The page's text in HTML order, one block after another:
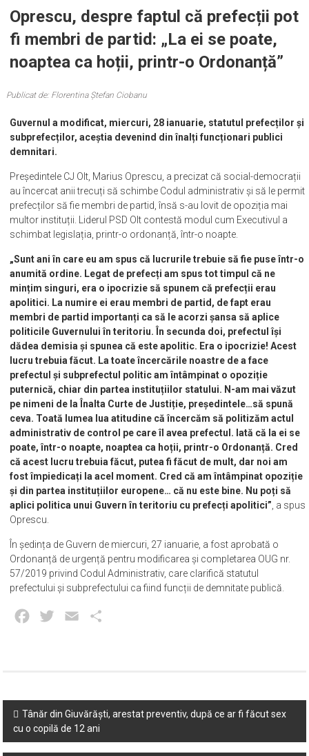
Oprescu, despre faptul că prefecții pot
fi membri de partid: „La ei se poate,
noaptea ca hoții, printr-o Ordonanță”
Publicat de: Florentina Ștefan Ciobanu
Guvernul a modificat, miercuri, 28 ianuarie, statutul prefecților și
subprefecților, aceștia devenind din înalți funcționari publici
demnitari.
Președintele CJ Olt, Marius Oprescu, a precizat că social-democrații
au încercat anii trecuți să schimbe Codul administrativ și să le permit
prefecților să fie membri de partid, însă s-au lovit de opoziția mai
multor instituții. Liderul PSD Olt contestă modul cum Executivul a
schimbat legislația, printr-o ordonanță, într-o noapte.
„Sunt ani în care eu am spus că lucrurile trebuie să fie puse într-o
anumită ordine. Legat de prefecți am spus tot timpul că ne
mințim singuri, era o ipocrizie să spunem că prefecții erau
apolitici. La numire ei erau membri de partid, de fapt erau
membri de partid importanți ca să le acorzi șansa să aplice
politicile Guvernului în teritoriu. În secunda doi, prefectul își
dădea demisia și spunea că este apolitic. Era o ipocrizie! Acest
lucru trebuia făcut. La toate încercările noastre de a face
prefectul și subprefectul politic am întâmpinat o opoziție
puternică, chiar din partea instituțiilor statului. N-am mai văzut
pe nimeni de la Înalta Curte de Justiție, președintele…să spună
ceva. Toată lumea lua atitudine că încercăm să politizăm actul
administrativ de control pe care îl avea prefectul. Iată că la ei se
poate, într-o noapte, noaptea ca hoții, printr-o Ordonanță. Cred
că acest lucru trebuia făcut, putea fi făcut de mult, dar noi am
fost împiedicați la acel moment. Cred că am întâmpinat opoziție
și din partea instituțiilor europene… că nu este bine. Nu poți să
aplici politica unui Guvern în teritoriu cu prefecți apolitici” , a spus
Oprescu.
În ședința de Guvern de miercuri, 27 ianuarie, a fost aprobată o
Ordonanță de urgență pentru modificarea și completarea OUG nr.
57/2019 privind Codul Administrativ, care clarifică statutul
prefectului și subprefectului ca fiind funcții de demnitate publică.
Facebook
Twitter Email
Post
navigation
Tânăr din Giuvărăști, arestat preventiv, după ce ar fi făcut sex
cu o copilă de 12 ani